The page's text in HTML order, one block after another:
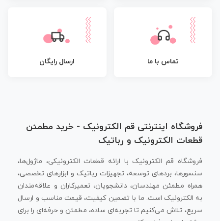
تماس با ما ارسال رایگان
فروشگاه اینترنتی قم الکترونیک - خرید مطمئن
قطعات الکترونیک و رباتیک
فروشگاه قم الکترونیک با ارائه قطعات الکترونیکی، ماژول‌ها،
سنسورها، بردهای توسعه، تجهیزات رباتیک و ابزارهای تخصصی،
همراه مطمئن مهندسان، دانشجویان، تعمیرکاران و علاقه‌مندان
به الکترونیک است. ما با تضمین کیفیت، قیمت مناسب و ارسال
سریع، تلاش می‌کنیم تا تجربه‌ای ساده، مطمئن و حرفه‌ای را برای